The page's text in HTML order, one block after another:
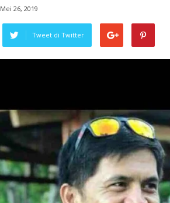
Mei 26, 2019
Tweet di Twitter